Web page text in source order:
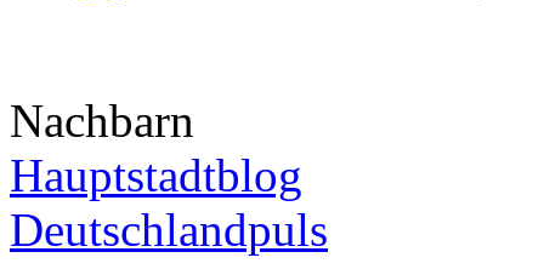
Nachbarn
Hauptstadtblog
Deutschlandpuls